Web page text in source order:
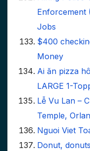
Enforcement
Jobs
$400
Money
Ai ăn pizza
LARGE 1-
Lễ Vu Lan –
Temple,
Nguoi Viet
Donut,